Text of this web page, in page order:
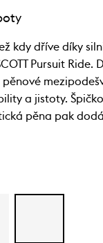
kdy dříve díky
Pursuit Ride.
pěnové
a jistoty.
pěna pak